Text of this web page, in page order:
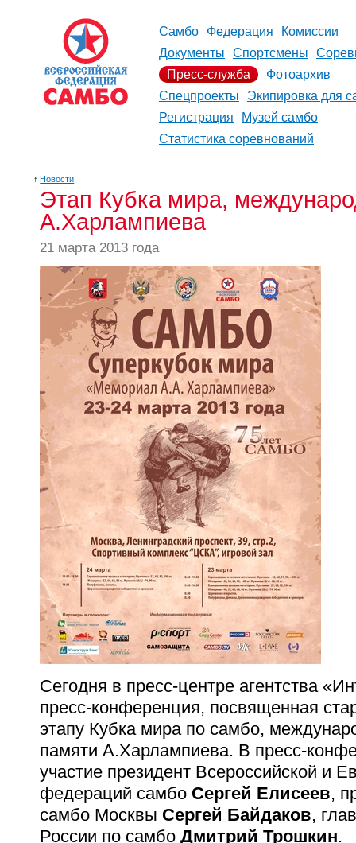
Самбо Федерация
Комиссии
Документы
Спортсмены
Пресс-служба
Фотоархив
Спецпроекты
Экипировка для
Регистрация
Музей самбо
Статистика соревнований
↑ Новости
Этап Кубка мира,
А.Харлампиева
21 марта 2013 года
Сегодня в пресс-центре агентства
пресс-конференция, посвященная
этапу Кубка мира по самбо,
памяти А.Харлампиева. В пресс-
участие президент Всероссийской и
федераций самбо Сергей Елисеев,
самбо Москвы Сергей Байдаков,
России по самбо Дмитрий Трошкин.